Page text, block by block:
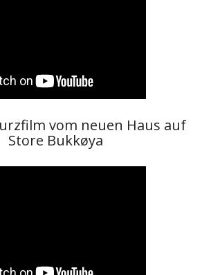
vom neuen Haus auf
Store Bukkøya